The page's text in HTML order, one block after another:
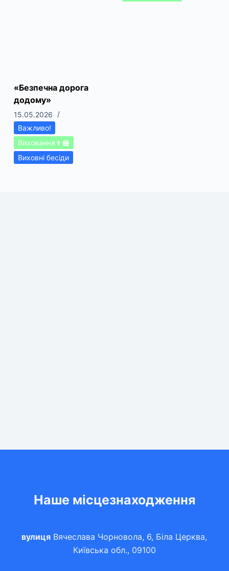
«Безпечна дорога
додому»
15.05.2026
Важливо!
Виховання👨‍🏫
Виховні бесіди
Наше місцезнаходження
вулиця Вячеслава Чорновола, 6, Біла Церква,
Київська обл., 09100